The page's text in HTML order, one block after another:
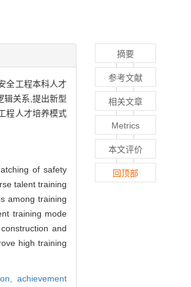
全工程本科人才
辑关系,提出新型
程人才培养模式
of safety
talent training
among training
training mode
and
high training
achievement
摘要
参考文献
相关文章
Metrics
本文评价
回顶部